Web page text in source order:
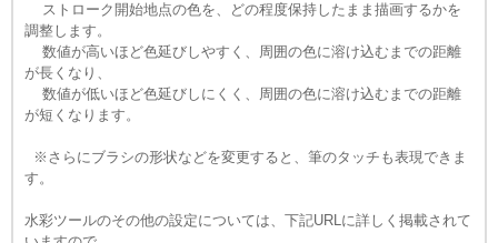
ストローク開始地点の色を、どの程度保持したまま描画するかを
調整します。
数値が高いほど色延びしやすく、周囲の色に溶け込むまでの距離
が長くなり、
数値が低いほど色延びしにくく、周囲の色に溶け込むまでの距離
が短くなります。
※さらにブラシの形状などを変更すると、筆のタッチも表現できま
す。
水彩ツールのその他の設定については、下記URLに詳しく掲載されて